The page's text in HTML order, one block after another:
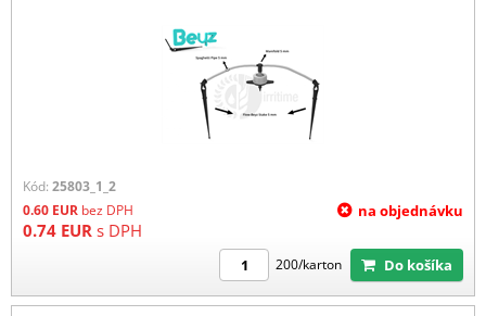
Kód: 25803_1_2
0.60 EUR bez DPH
0.74 EUR s DPH
na objednávku
200/karton Do košíka